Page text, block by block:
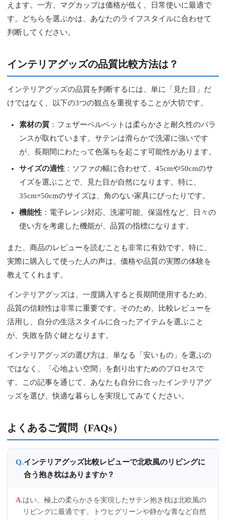
えます。一方、マグカップは価格が低く、日常使いに最適で
す。どちらを選ぶかは、あなたのライフスタイルに合わせて
判断してください。
インテリアグッズの品質比較方法は？
インテリアグッズの品質を判断するには、単に「見た目」だ
けではなく、以下の3つの観点を重視することが大切です。
素材の質 ：フェザーベルベットは柔らかさと耐久性のバラ
ンスが取れています。サテンは滑らかで洗濯に強いです
が、長期間にわたって色落ちを起こす可能性があります。
サイズの適性 ：ソファの幅に合わせて、45cmや50cmのサ
イズを選ぶことで、見た目が自然になります。特に、
35cm×50cmのサイズは、角のない家具にぴったりです。
機能性 ：電子レンジ対応、洗濯可能、保温性など、日々の
使い方を考慮した機能が、品質の指標になります。
また、商品のレビューを読むことも非常に有効です。特に、
実際に購入して使った人の声は、価格や品質の実際の体験を
教えてくれます。
インテリアグッズは、一度購入すると長期間使用するため、
品質の信頼性は非常に重要です。そのため、比較レビューを
活用し、自分の生活スタイルに合ったアイテムを選ぶこと
が、失敗を防ぐ鍵となります。
インテリアグッズの選び方は、単なる「安いもの」を選ぶの
ではなく、「心地よい空間」を創り出すためのプロセスで
す。この記事を通じて、あなたも自分に合ったインテリアグ
ッズを選び、快適な暮らしを実現してみてください。
よくあるご質問（FAQs）
インテリアグッズ比較レビューで北欧風のリビングに
合う抱き枕はありますか？
はい、極上の柔らかさを実現したサテン抱き枕は北欧風の
リビングに最適です。トウヒグリーンや静かな青など自然